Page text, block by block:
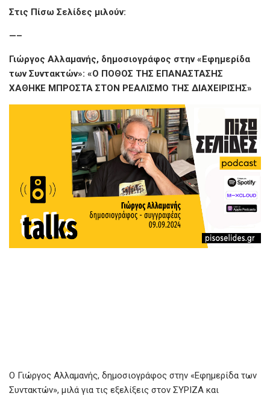
Στις Πίσω Σελίδες μιλούν:
—–
Γιώργος Αλλαμανής, δημοσιογράφος στην «Εφημερίδα
των Συντακτών»: «Ο ΠΟΘΟΣ ΤΗΣ ΕΠΑΝΑΣΤΑΣΗΣ
ΧΑΘΗΚΕ ΜΠΡΟΣΤΑ ΣΤΟΝ ΡΕΑΛΙΣΜΟ ΤΗΣ ΔΙΑΧΕΙΡΙΣΗΣ»
Ο Γιώργος Αλλαμανής, δημοσιογράφος στην «Εφημερίδα των
Συντακτών», μιλά για τις εξελίξεις στον ΣΥΡΙΖΑ και